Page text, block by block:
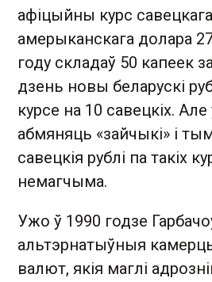
афіцыйны курс
амерыканскага долара
году складаў 50 капеек
дзень новы беларускі
курсе на 10 савецкіх.
абмяняць «зайчыкі» і
савецкія рублі па такіх
немагчыма.
Ужо ў 1990 годзе
альтэрнатыўныя
валют, якія маглі